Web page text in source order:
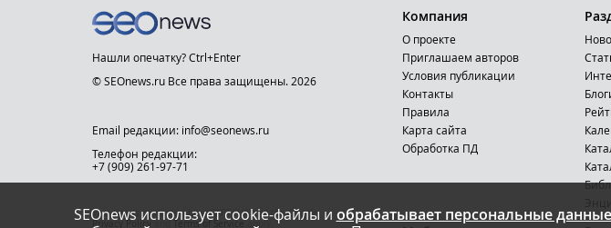
SEOnews использует cookie-файлы и обрабатывает персональные данные
Нашли опечатку? Ctrl+Enter
© SEOnews.ru Все права защищены. 2026
Email редакции: info@seonews.ru
Телефон редакции:
+7 (909) 261-97-71
This site is protected by reCAPTCHA and the Google
Privacy Policyand Terms of Serviceapply.
Компания
О проекте
Приглашаем авторов
Условия публикации
Контакты
Правила
Карта сайта
Обработка ПД